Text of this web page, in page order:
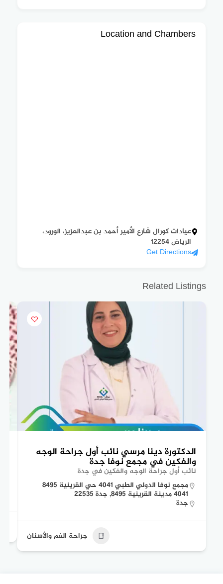
Location and Chambers
عيادات كورال شارع الأمير أحمد بن عبدالعزيز، الورود،
الرياض 12254
Get Directions
Related Listings
الدكتورة دينا مرسي نائب أول جراحة الوجه
والفكين في مجمع نوفا جدة
نائب أول جراحة الوجه والفكين في جدة
مجمع نوفا الدولي الطبي 4041 حي القرينية 8495
4041 مدينة القرينية 8495, جدة 22535
جدة
جراحة الفم والأسنان